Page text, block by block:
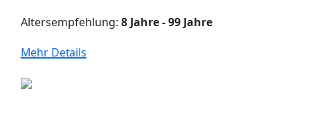
Altersempfehlung: 8 Jahre - 99 Jahre
Mehr Details